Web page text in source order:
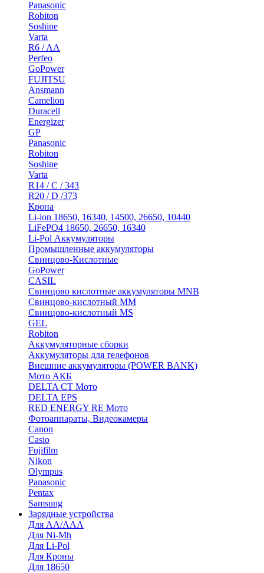
Panasonic
Robiton
Soshine
Varta
R6 / AA
Perfeo
GoPower
FUJITSU
Ansmann
Camelion
Duracell
Energizer
GP
Panasonic
Robiton
Soshine
Varta
R14 / C / 343
R20 / D /373
Крона
Li-ion 18650, 16340, 14500, 26650, 10440
LiFePO4 18650, 26650, 16340
Li-Pol Аккумуляторы
Промышленные аккумуляторы
Свинцово-Кислотные
GoPower
CASIL
Свинцово кислотные аккумуляторы MNB
Cвинцово-кислотный MM
Cвинцово-кислотный MS
GEL
Robiton
Аккумуляторные сборки
Аккумуляторы для телефонов
Внешние аккумуляторы (POWER BANK)
Мото АКБ
DELTA CT Мото
DELTA EPS
RED ENERGY RE Мото
Фотоаппараты, Видеокамеры
Canon
Casio
Fujifilm
Nikon
Olympus
Panasonic
Pentax
Samsung
Зарядные устройства
Для AA/AAA
Для Ni-Mh
Для Li-Pol
Для Кроны
Для 18650